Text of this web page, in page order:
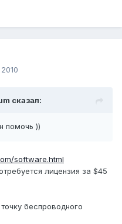
сказал:
помочь ))
software.html
лицензия за $45
беспроводного